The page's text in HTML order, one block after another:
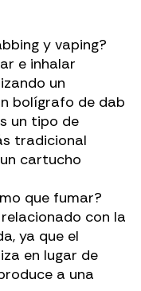
y vaping?
e inhalar
un
bolígrafo de dab
un tipo de
tradicional
cartucho
que fumar?
con la
ya que el
en lugar de
a una